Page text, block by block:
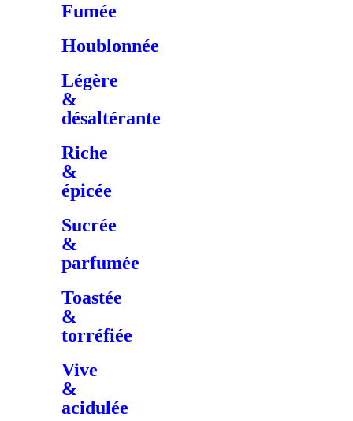
Fumée
Houblonnée
Légère
&
désaltérante
Riche
&
épicée
Sucrée
&
parfumée
Toastée
&
torréfiée
Vive
&
acidulée